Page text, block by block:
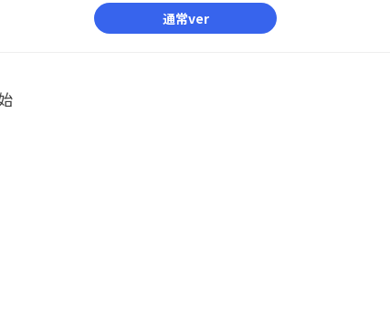
通常ver